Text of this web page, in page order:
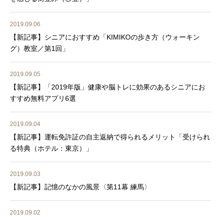
2019.09.06
【新記事】シニアにおすすめ「KIMIKOの歩き方（ウォーキン
グ）教室／第1回」
2019.09.05
【新記事】「2019年版」健康や脳トレに効果のあるシニアにお
すすめ無料アプリ6選
2019.09.04
【新記事】運転免許証の自主返納で得られるメリット「受けられ
る特典（ホテル：東京）」
2019.09.03
【新記事】記憶のなかの風景〈第11幕 練馬〉
2019.09.02